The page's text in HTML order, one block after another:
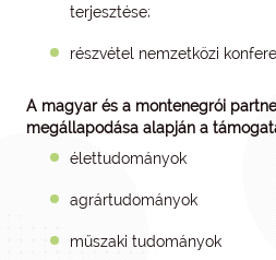
terjesztése;
részvétel nemzetközi
A magyar és a montenegrói
megállapodása alapján a
élettudományok
agrártudományok
műszaki tudományok